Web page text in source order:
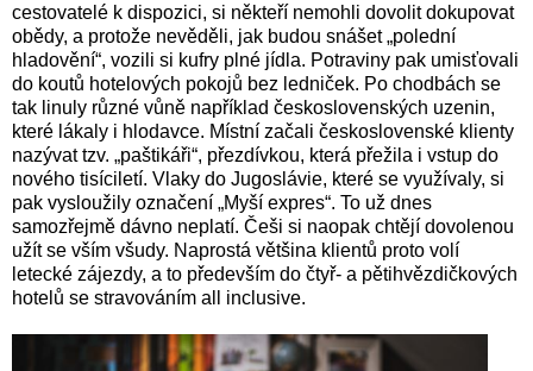
cestovatelé k dispozici, si někteří nemohli dovolit dokupovat
obědy, a protože nevěděli, jak budou snášet „polední
hladovění“, vozili si kufry plné jídla. Potraviny pak umisťovali
do koutů hotelových pokojů bez ledniček. Po chodbách se
tak linuly různé vůně například československých uzenin,
které lákaly i hlodavce. Místní začali československé klienty
nazývat tzv. „paštikáři“, přezdívkou, která přežila i vstup do
nového tisíciletí. Vlaky do Jugoslávie, které se využívaly, si
pak vysloužily označení „Myší expres“. To už dnes
samozřejmě dávno neplatí. Češi si naopak chtějí dovolenou
užít se vším všudy. Naprostá většina klientů proto volí
letecké zájezdy, a to především do čtyř- a pětihvězdičkových
hotelů se stravováním all inclusive.